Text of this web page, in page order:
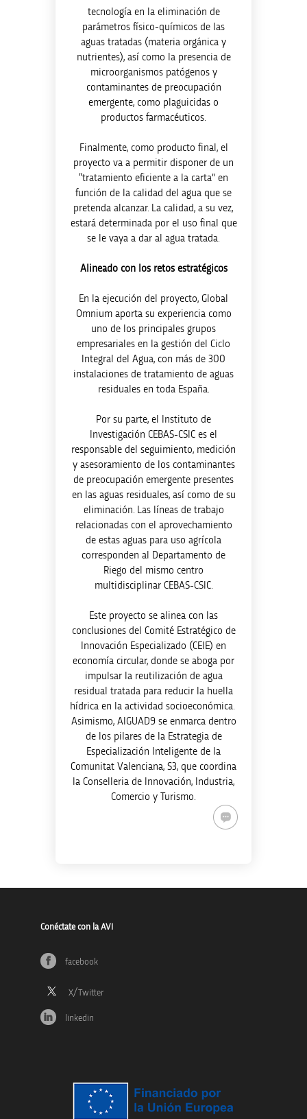
tecnología en la eliminación de
parámetros físico-químicos de las
aguas tratadas (materia orgánica y
nutrientes), así como la presencia de
microorganismos patógenos y
contaminantes de preocupación
emergente, como plaguicidas o
productos farmacéuticos.
Finalmente, como producto final, el
proyecto va a permitir disponer de un
“tratamiento eficiente a la carta” en
función de la calidad del agua que se
pretenda alcanzar. La calidad, a su vez,
estará determinada por el uso final que
se le vaya a dar al agua tratada.
Alineado con los retos estratégicos
En la ejecución del proyecto, Global
Omnium aporta su experiencia como
uno de los principales grupos
empresariales en la gestión del Ciclo
Integral del Agua, con más de 300
instalaciones de tratamiento de aguas
residuales en toda España.
Por su parte, el Instituto de
Investigación CEBAS-CSIC es el
responsable del seguimiento, medición
y asesoramiento de los contaminantes
de preocupación emergente presentes
en las aguas residuales, así como de su
eliminación. Las líneas de trabajo
relacionadas con el aprovechamiento
de estas aguas para uso agrícola
corresponden al Departamento de
Riego del mismo centro
multidisciplinar CEBAS-CSIC.
Este proyecto se alinea con las
conclusiones del Comité Estratégico de
Innovación Especializado (CEIE) en
economía circular, donde se aboga por
impulsar la reutilización de agua
residual tratada para reducir la huella
hídrica en la actividad socioeconómica.
Asimismo, AIGUAD9 se enmarca dentro
de los pilares de la Estrategia de
Especialización Inteligente de la
Comunitat Valenciana, S3, que coordina
la Conselleria de Innovación, Industria,
Comercio y Turismo.
Conéctate con la AVI
facebook
linkedin